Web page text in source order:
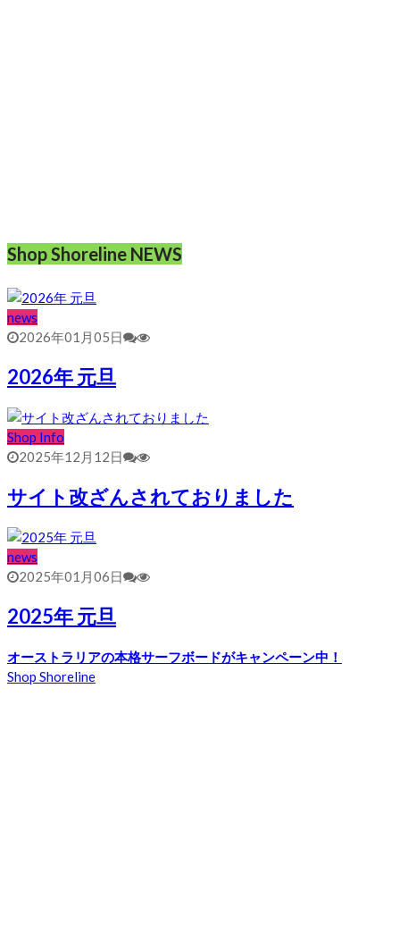
Shop Shoreline NEWS
news
2026年01月05日
2026年 元旦
Shop Info
2025年12月12日
サイト改ざんされておりました
news
2025年01月06日
2025年 元旦
オーストラリアの本格サーフボードがキャンペーン中！
Shop Shoreline